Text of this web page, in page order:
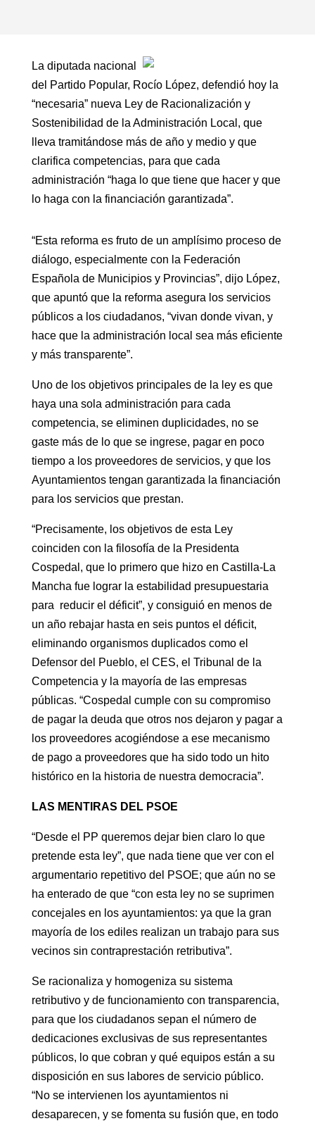
La diputada nacional
del Partido Popular, Rocío López, defendió hoy la
“necesaria” nueva Ley de Racionalización y
Sostenibilidad de la Administración Local, que
lleva tramitándose más de año y medio y que
clarifica competencias, para que cada
administración “haga lo que tiene que hacer y que
lo haga con la financiación garantizada”.
“Esta reforma es fruto de un amplísimo proceso de
diálogo, especialmente con la Federación
Española de Municipios y Provincias”, dijo López,
que apuntó que la reforma asegura los servicios
públicos a los ciudadanos, “vivan donde vivan, y
hace que la administración local sea más eficiente
y más transparente”.
Uno de los objetivos principales de la ley es que
haya una sola administración para cada
competencia, se eliminen duplicidades, no se
gaste más de lo que se ingrese, pagar en poco
tiempo a los proveedores de servicios, y que los
Ayuntamientos tengan garantizada la financiación
para los servicios que prestan.
“Precisamente, los objetivos de esta Ley
coinciden con la filosofía de la Presidenta
Cospedal, que lo primero que hizo en Castilla-La
Mancha fue lograr la estabilidad presupuestaria
para reducir el déficit”, y consiguió en menos de
un año rebajar hasta en seis puntos el déficit,
eliminando organismos duplicados como el
Defensor del Pueblo, el CES, el Tribunal de la
Competencia y la mayoría de las empresas
públicas. “Cospedal cumple con su compromiso
de pagar la deuda que otros nos dejaron y pagar a
los proveedores acogiéndose a ese mecanismo
de pago a proveedores que ha sido todo un hito
histórico en la historia de nuestra democracia”.
LAS MENTIRAS DEL PSOE
“Desde el PP queremos dejar bien claro lo que
pretende esta ley”, que nada tiene que ver con el
argumentario repetitivo del PSOE; que aún no se
ha enterado de que “con esta ley no se suprimen
concejales en los ayuntamientos: ya que la gran
mayoría de los ediles realizan un trabajo para sus
vecinos sin contraprestación retributiva”.
Se racionaliza y homogeniza su sistema
retributivo y de funcionamiento con transparencia,
para que los ciudadanos sepan el número de
dedicaciones exclusivas de sus representantes
públicos, lo que cobran y qué equipos están a su
disposición en sus labores de servicio público.
“No se intervienen los ayuntamientos ni
desaparecen, y se fomenta su fusión que, en todo